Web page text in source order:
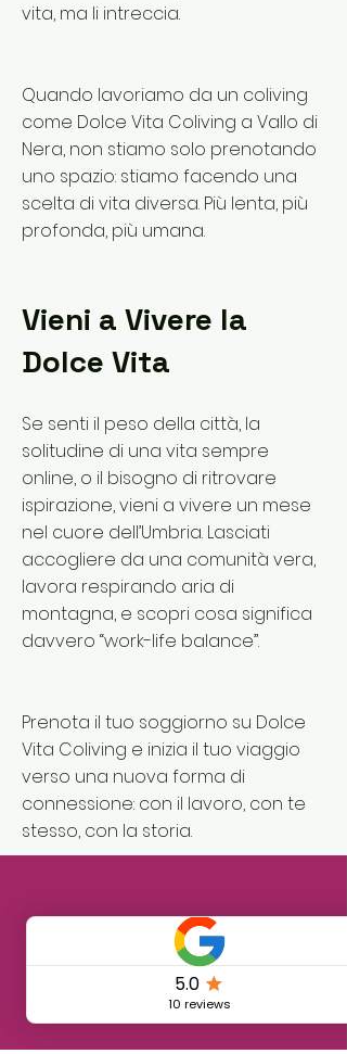
vita, ma li intreccia.
Quando lavoriamo da un coliving
come Dolce Vita Coliving a Vallo di
Nera, non stiamo solo prenotando
uno spazio: stiamo facendo una
scelta di vita diversa. Più lenta, più
profonda, più umana.
Vieni a Vivere la
Dolce Vita
Se senti il peso della città, la
solitudine di una vita sempre
online, o il bisogno di ritrovare
ispirazione, vieni a vivere un mese
nel cuore dell’Umbria. Lasciati
accogliere da una comunità vera,
lavora respirando aria di
montagna, e scopri cosa significa
davvero “work-life balance”.
Prenota il tuo soggiorno su Dolce
Vita Coliving e inizia il tuo viaggio
verso una nuova forma di
connessione: con il lavoro, con te
stesso, con la storia.